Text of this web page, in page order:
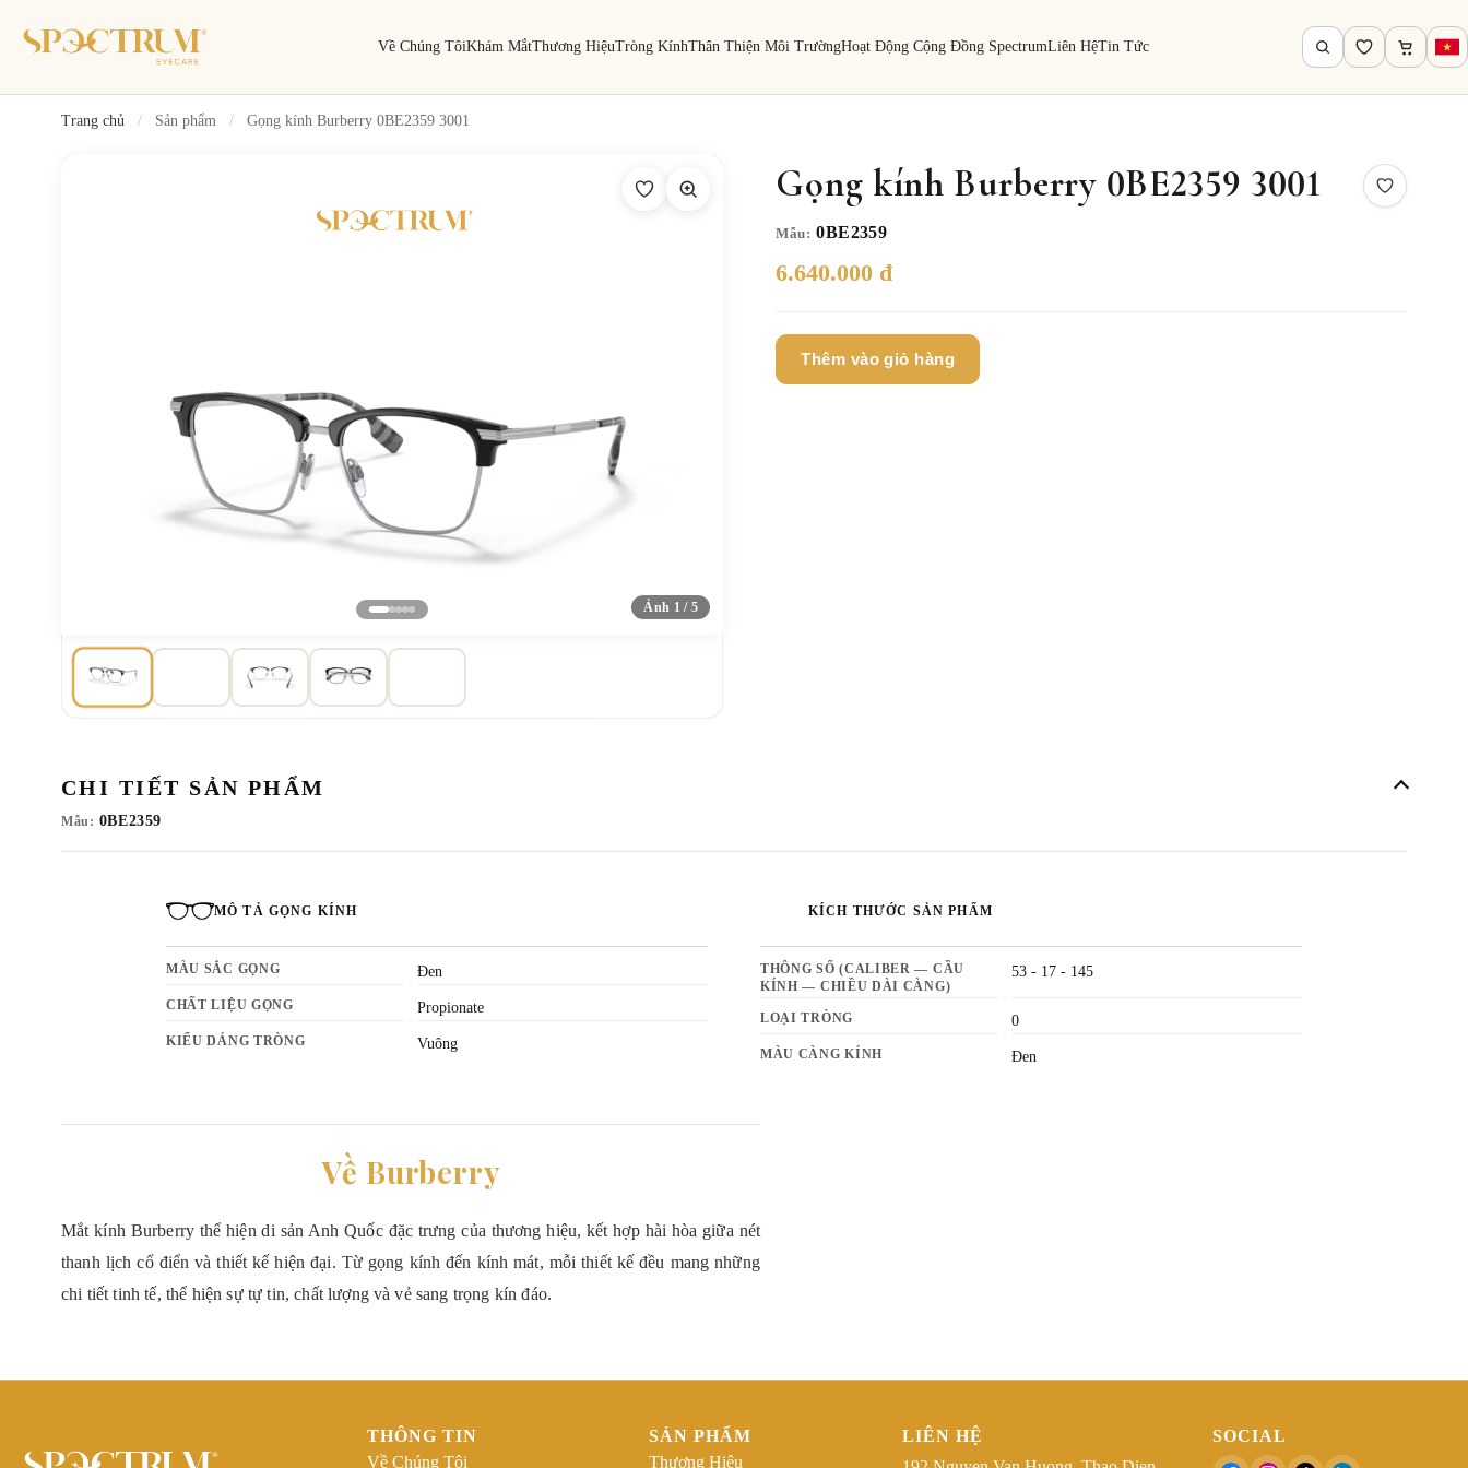
Về Chúng TôiKhám MắtThương HiệuTròng KínhThân Thiện Môi TrườngHoạt Động Cộng Đồng SpectrumLiên HệTin Tức
Trang chủ / Sản phẩm / Gọng kính Burberry 0BE2359 3001
Ảnh 1 / 5
Gọng kính Burberry 0BE2359 3001
Mẫu: 0BE2359
6.640.000 đ
Thêm vào giỏ hàng
CHI TIẾT SẢN PHẨM
Mẫu: 0BE2359
MÔ TẢ GỌNG KÍNH
MÀU SẮC GỌNG Đen
CHẤT LIỆU GỌNG Propionate
KIỂU DÁNG TRÒNG Vuông
KÍCH THƯỚC SẢN PHẨM
THÔNG SỐ (CALIBER — CẦU
KÍNH — CHIỀU DÀI CÀNG)
53 - 17 - 145
LOẠI TRÒNG 0
MÀU CÀNG KÍNH Đen
Về Burberry
Mắt kính Burberry thể hiện di sản Anh Quốc đặc trưng của thương hiệu, kết hợp hài hòa giữa nét
thanh lịch cổ điển và thiết kế hiện đại. Từ gọng kính đến kính mát, mỗi thiết kế đều mang những
chi tiết tinh tế, thể hiện sự tự tin, chất lượng và vẻ sang trọng kín đáo.
THÔNG TIN
Về Chúng Tôi
SẢN PHẨM
Thương Hiệu
LIÊN HỆ
SOCIAL